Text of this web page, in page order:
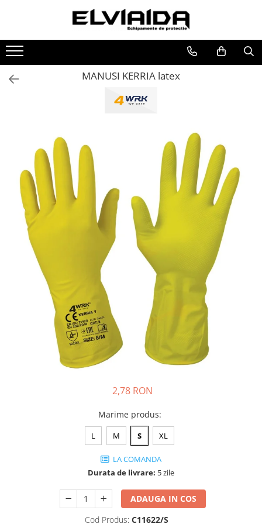
Toate Produsele
IMBRACAMINTE
IMBRACAMINTE DE LUCRU
IMBRACAMINTE REFLECTORIZANTA
TRICOURI
VESTE
UNICA FOLOSINTA
IMBRACAMINTE ESD
IMBRACAMINTE IGNIFUGATA,
ANTISTATICA
COMBINEZOANE, HALATE
DIVERSE
JACHETE DE LUCRU
PANTALONI DE LUCRU
JACHETE VATUITE
INDUSTRIA ALIMENTARA
GENUNCHIERE
FESURI, SEPCI, CAPISOANE
MANUSI KERRIA latex
2,78 RON
Marime produs:
L M S XL
LA COMANDA
Durata de livrare: 5 zile
ADAUGA IN COS
Cod Produs: C11622/S